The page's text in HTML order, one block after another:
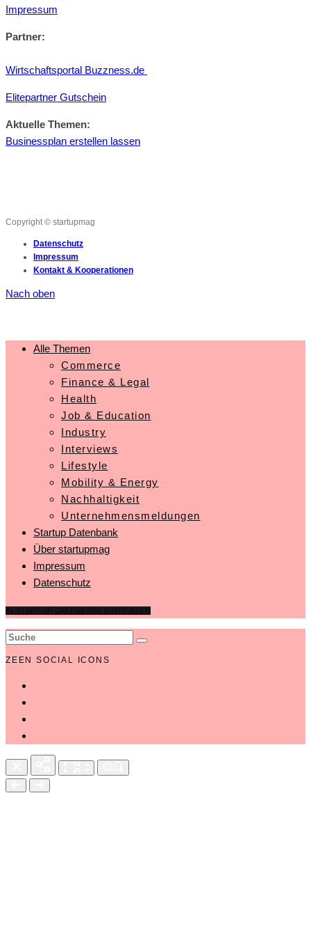
Impressum
Partner:
Wirtschaftsportal Buzzness.de
Elitepartner Gutschein
Aktuelle Themen:
Businessplan erstellen lassen
Copyright © startupmag
Datenschutz
Impressum
Kontakt & Kooperationen
Nach oben
Alle Themen
Commerce
Finance & Legal
Health
Job & Education
Industry
Interviews
Lifestyle
Mobility & Energy
Nachhaltigkeit
Unternehmensmeldungen
Startup Datenbank
Über startupmag
Impressum
Datenschutz
ZEEN SOCIAL ICONS